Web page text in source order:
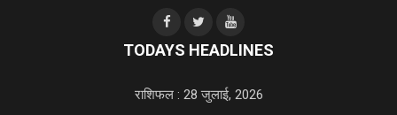
TODAYS HEADLINES
राशिफल : 28 जुलाई, 2026